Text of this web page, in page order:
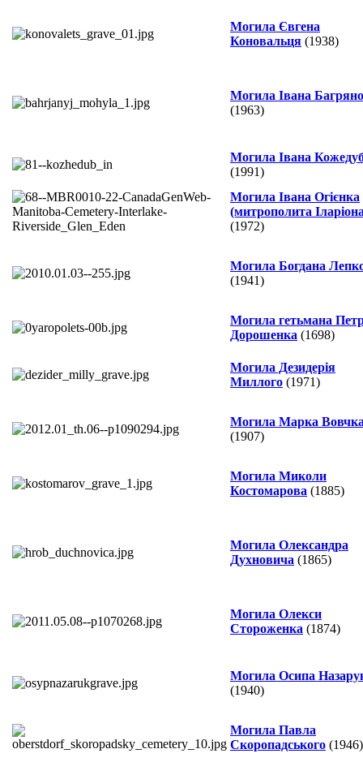
Могила Євгена
Коновальця (1938)
Могила Івана
(1963)
Могила Івана
(1991)
Могила Івана Огієнка
(митрополита
(1972)
Могила Богдана
(1941)
Могила гетьмана
Дорошенка (1698)
Могила Дезидерія
Миллого (1971)
Могила Марка
(1907)
Могила Миколи
Костомарова (1885)
Могила Олександра
Духновича (1865)
Могила Олекси
Стороженка (1874)
Могила Осипа
(1940)
Могила Павла
Скоропадського (1946)